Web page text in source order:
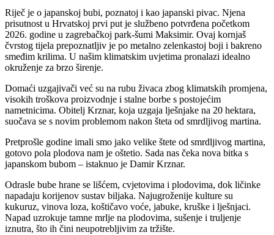
Riječ je o japanskoj bubi, poznatoj i kao japanski pivac. Njena
prisutnost u Hrvatskoj prvi put je službeno potvrđena početkom
2026. godine u zagrebačkoj park-šumi Maksimir. Ovaj kornjaš
čvrstog tijela prepoznatljiv je po metalno zelenkastoj boji i bakreno
smeđim krilima. U našim klimatskim uvjetima pronalazi idealno
okruženje za brzo širenje.
Domaći uzgajivači već su na rubu živaca zbog klimatskih promjena,
visokih troškova proizvodnje i stalne borbe s postojećim
nametnicima. Obitelj Krznar, koja uzgaja lješnjake na 20 hektara,
suočava se s novim problemom nakon šteta od smrdljivog martina.
Pretprošle godine imali smo jako velike štete od smrdljivog martina,
gotovo pola plodova nam je oštetio. Sada nas čeka nova bitka s
japanskom bubom – istaknuo je Damir Krznar.
Odrasle bube hrane se lišćem, cvjetovima i plodovima, dok ličinke
napadaju korijenov sustav biljaka. Najugroženije kulture su
kukuruz, vinova loza, koštičavo voće, jabuke, kruške i lješnjaci.
Napad uzrokuje tamne mrlje na plodovima, sušenje i truljenje
iznutra, što ih čini neupotrebljivim za tržište.